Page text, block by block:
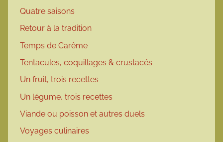
Quatre saisons
Retour à la tradition
Temps de Carême
Tentacules, coquillages & crustacés
Un fruit, trois recettes
Un légume, trois recettes
Viande ou poisson et autres duels
Voyages culinaires